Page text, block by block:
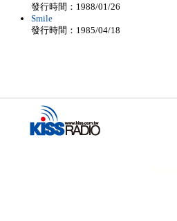
發行時間：1988/01/26
Smile
發行時間：1985/04/18